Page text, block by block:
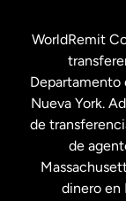
WorldRemit
Departamento
Nueva York.
de
de
dinero en